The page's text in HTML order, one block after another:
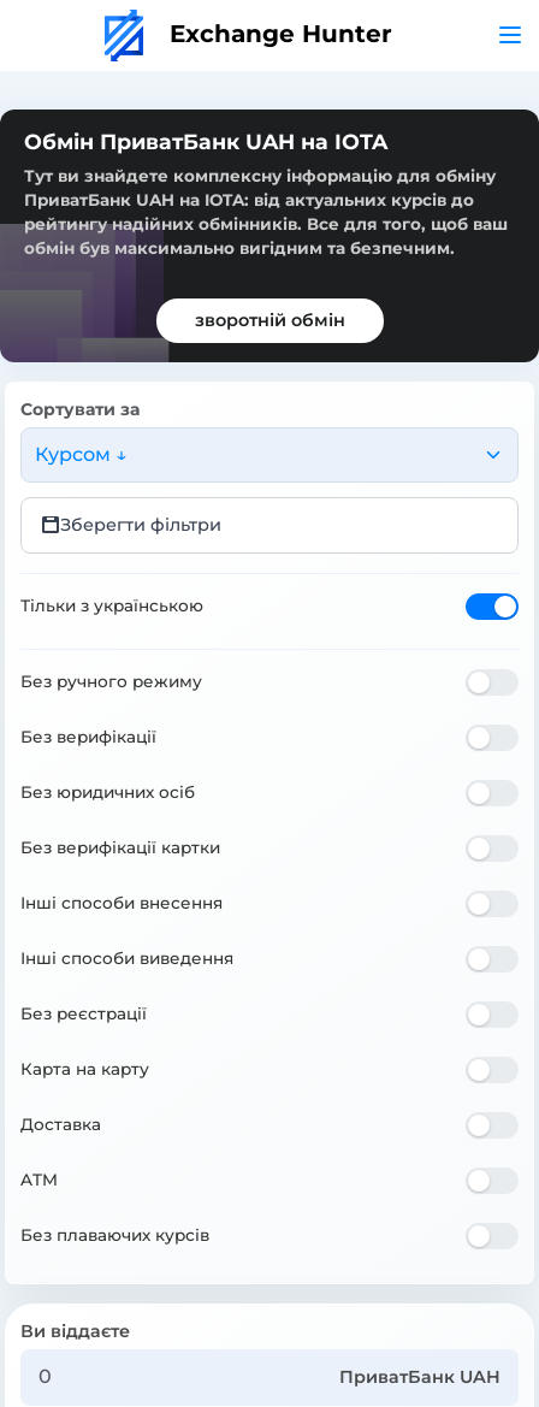
Exchange Hunter
Обмін ПриватБанк UAH на IOTA
Тут ви знайдете комплексну інформацію для обміну
ПриватБанк UAH на IOTA: від актуальних курсів до
рейтингу надійних обмінників. Все для того, щоб ваш
обмін був максимально вигідним та безпечним.
зворотній обмін
Сортувати за
Курсом ↓
Зберегти фільтри
Тільки з українською
Без ручного режиму
Без верифікації
Без юридичних осіб
Без верифікації картки
Інші способи внесення
Інші способи виведення
Без реєстрації
Карта на карту
Доставка
ATM
Без плаваючих курсів
Ви віддаєте
ПриватБанк UAH